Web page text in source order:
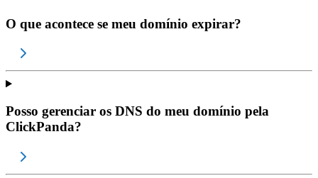
O que acontece se meu domínio expirar?
Posso gerenciar os DNS do meu domínio pela
ClickPanda?